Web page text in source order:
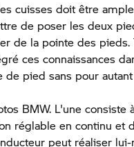
cuisses doit être
de poser les deux
de la pointe des pieds.
ces connaissances
de pied sans pour autant
BMW. L'une consiste
réglable en continu et
peut réaliser